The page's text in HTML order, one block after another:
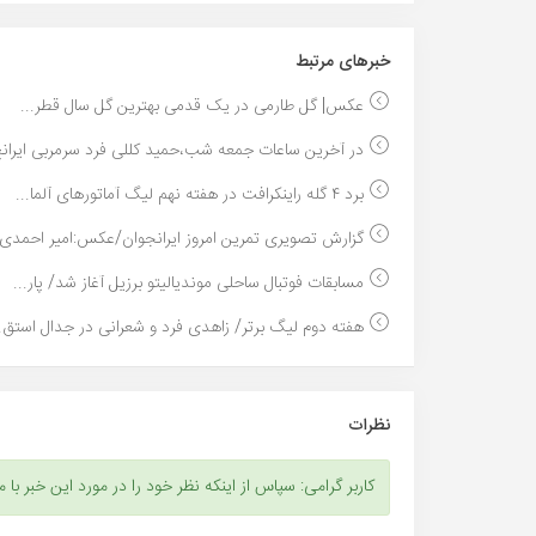
خبر‌های مرتبط
عکس| گل طارمی در یک قدمی بهترین گل سال قطر...
در آخرین ساعات جمعه شب،حمید کللی فرد سرمربی
برد ۴ گله راینکرافت در هفته نهم لیگ آماتورهای آلما...
گزارش تصویری تمرین امروز ایرانجوان/عکس:امیر
مسابقات فوتبال ساحلی موندیالیتو برزیل آغاز شد/ پار...
هفته دوم لیگ برتر/ زاهدی فرد و شعرانی در جدال
نظرات
کاربر گرامی: سپاس از اینکه نظر خود را در مورد این خبر